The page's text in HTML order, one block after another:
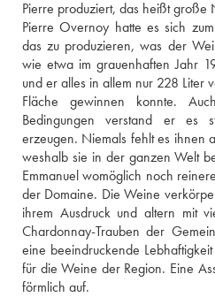
Pierre produziert, das heißt große
Pierre Overnoy hatte es sich
das zu produzieren, was der
wie etwa im grauenhaften Jahr
und er alles in allem nur 228 Liter
Fläche gewinnen konnte.
Bedingungen verstand er es
erzeugen. Niemals fehlt es ihnen
weshalb sie in der ganzen Welt
Emmanuel womöglich noch
der Domaine. Die Weine
ihrem Ausdruck und altern mit
Chardonnay-Trauben der
eine beeindruckende
für die Weine der Region. Eine
förmlich auf.